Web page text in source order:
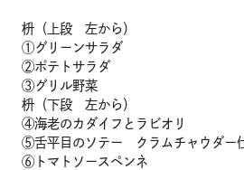
お知らせ
枡（上段 左から）
①グリーンサラダ
②ポテトサラダ
③グリル野菜
枡（下段 左から）
④海老のカダイフとラビオリ
⑤舌平目のソテー クラムチャウダー
⑥トマトソースペンネ